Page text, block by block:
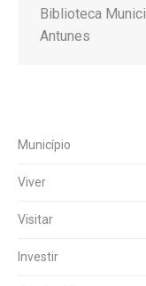
Biblioteca
Antunes
Município
Viver
Visitar
Investir